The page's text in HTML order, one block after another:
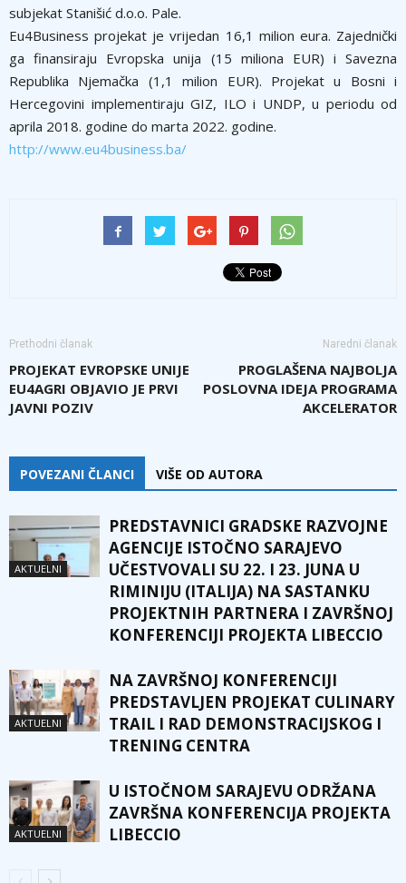
subjekat Stanišić d.o.o. Pale.
Eu4Business projekat je vrijedan 16,1 milion eura. Zajednički
ga finansiraju Evropska unija (15 miliona EUR) i Savezna
Republika Njemačka (1,1 milion EUR). Projekat u Bosni i
Hercegovini implementiraju GIZ, ILO i UNDP, u periodu od
aprila 2018. godine do marta 2022. godine.
http://www.eu4business.ba/
Prethodni članak
PROJEKAT EVROPSKE UNIJE
EU4AGRI OBJAVIO JE PRVI
JAVNI POZIV
Naredni članak
PROGLAŠENA NAJBOLJA
POSLOVNA IDEJA PROGRAMA
AKCELERATOR
POVEZANI ČLANCI VIŠE OD AUTORA
AKTUELNI
PREDSTAVNICI GRADSKE RAZVOJNE
AGENCIJE ISTOČNO SARAJEVO
UČESTVOVALI SU 22. I 23. JUNA U
RIMINIJU (ITALIJA) NA SASTANKU
PROJEKTNIH PARTNERA I ZAVRŠNOJ
KONFERENCIJI PROJEKTA LIBECCIO
AKTUELNI
NA ZAVRŠNOJ KONFERENCIJI
PREDSTAVLJEN PROJEKAT CULINARY
TRAIL I RAD DEMONSTRACIJSKOG I
TRENING CENTRA
AKTUELNI
U ISTOČNOM SARAJEVU ODRŽANA
ZAVRŠNA KONFERENCIJA PROJEKTA
LIBECCIO